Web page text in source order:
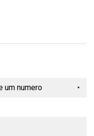
um numero